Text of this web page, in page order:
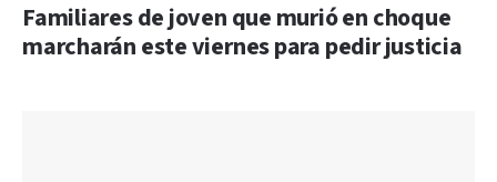
Familiares de joven que murió en choque
marcharán este viernes para pedir justicia